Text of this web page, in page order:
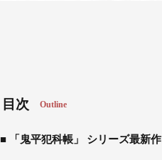
目次 Outline
■ 「鬼平犯科帳」 シリーズ最新作